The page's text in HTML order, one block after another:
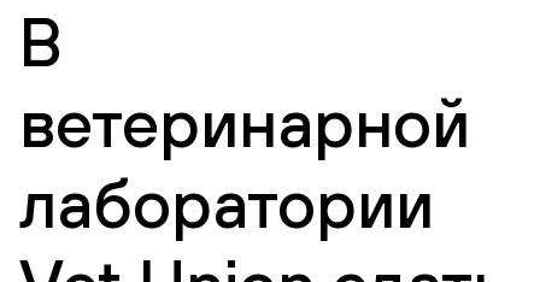
В
ветеринарной
лаборатории